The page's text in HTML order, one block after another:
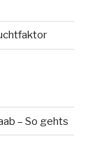
– So gehts